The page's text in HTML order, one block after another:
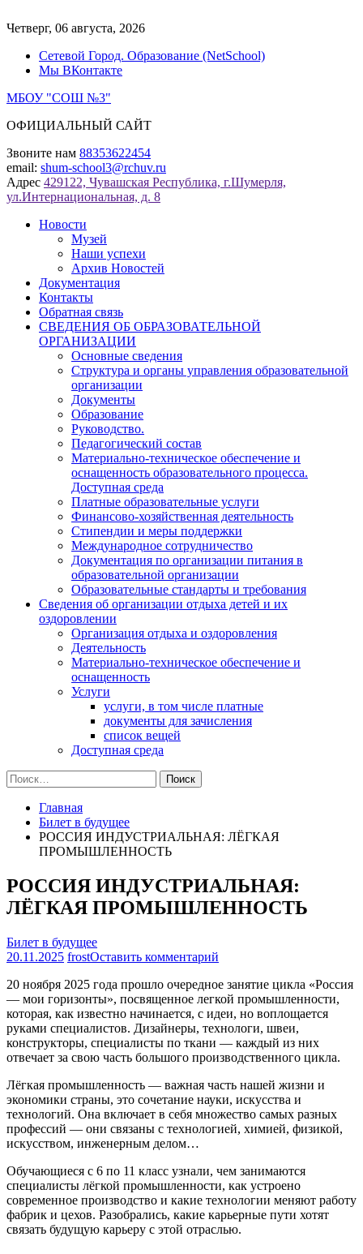
к
Четверг, 06 августа, 2026
Сетевой Город. Образование (NetSchool)
Мы ВКонтакте
МБОУ "СОШ №3"
ОФИЦИАЛЬНЫЙ САЙТ
Звоните нам 88353622454
email: shum-school3@rchuv.ru
Адрес 429122, Чувашская Республика, г.Шумерля,
ул.Интернациональная, д. 8
Новости
Музей
Наши успехи
Архив Новостей
Документация
Контакты
Обратная связь
СВЕДЕНИЯ ОБ ОБРАЗОВАТЕЛЬНОЙ
ОРГАНИЗАЦИИ
Основные сведения
Структура и органы управления образовательной
организации
Документы
Образование
Руководство.
Педагогический состав
Материально-техническое обеспечение и
оснащенность образовательного процесса.
Доступная среда
Платные образовательные услуги
Финансово-хозяйственная деятельность
Стипендии и меры поддержки
Международное сотрудничество
Документация по организации питания в
образовательной организации
Образовательные стандарты и требования
Сведения об организации отдыха детей и их
оздоровлении
Организация отдыха и оздоровления
Деятельность
Материально-техническое обеспечение и
оснащенность
Услуги
услуги, в том числе платные
документы для зачисления
список вещей
Доступная среда
Найти:
Главная
Билет в будущее
РОССИЯ ИНДУСТРИАЛЬНАЯ: ЛЁГКАЯ
ПРОМЫШЛЕННОСТЬ
РОССИЯ ИНДУСТРИАЛЬНАЯ:
ЛЁГКАЯ ПРОМЫШЛЕННОСТЬ
Билет в будущее
20.11.2025 frostОставить комментарий
ИНДУСТРИАЛЬНАЯ:
ЛЁГКАЯ
ПРОМЫШЛЕННОСТЬ
20 ноября 2025 года прошло очередное занятие цикла «Россия
— мои горизонты», посвященное легкой промышленности,
которая, как известно начинается, с идеи, но воплощается
руками специалистов. Дизайнеры, технологи, швеи,
конструкторы, специалисты по ткани — каждый из них
отвечает за свою часть большого производственного цикла.
Лёгкая промышленность — важная часть нашей жизни и
экономики страны, это сочетание науки, искусства и
технологий. Она включает в себя множество самых разных
профессий — они связаны с технологией, химией, физикой,
искусством, инженерным делом…
Обучающиеся с 6 по 11 класс узнали, чем занимаются
специалисты лёгкой промышленности, как устроено
современное производство и какие технологии меняют работу
фабрик и цехов. Разобрались, какие карьерные пути хотят
связать будущую карьеру с этой отраслью.